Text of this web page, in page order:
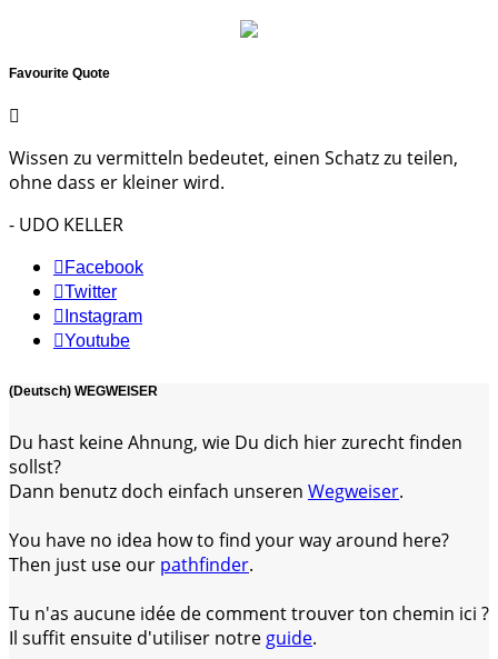
Favourite Quote
Wissen zu vermitteln bedeutet, einen Schatz zu teilen,
ohne dass er kleiner wird.
- UDO KELLER
Facebook
Twitter
Instagram
Youtube
(Deutsch) WEGWEISER
Du hast keine Ahnung, wie Du dich hier zurecht finden
sollst?
Dann benutz doch einfach unseren Wegweiser.
You have no idea how to find your way around here?
Then just use our pathfinder.
Tu n'as aucune idée de comment trouver ton chemin ici ?
Il suffit ensuite d'utiliser notre guide.